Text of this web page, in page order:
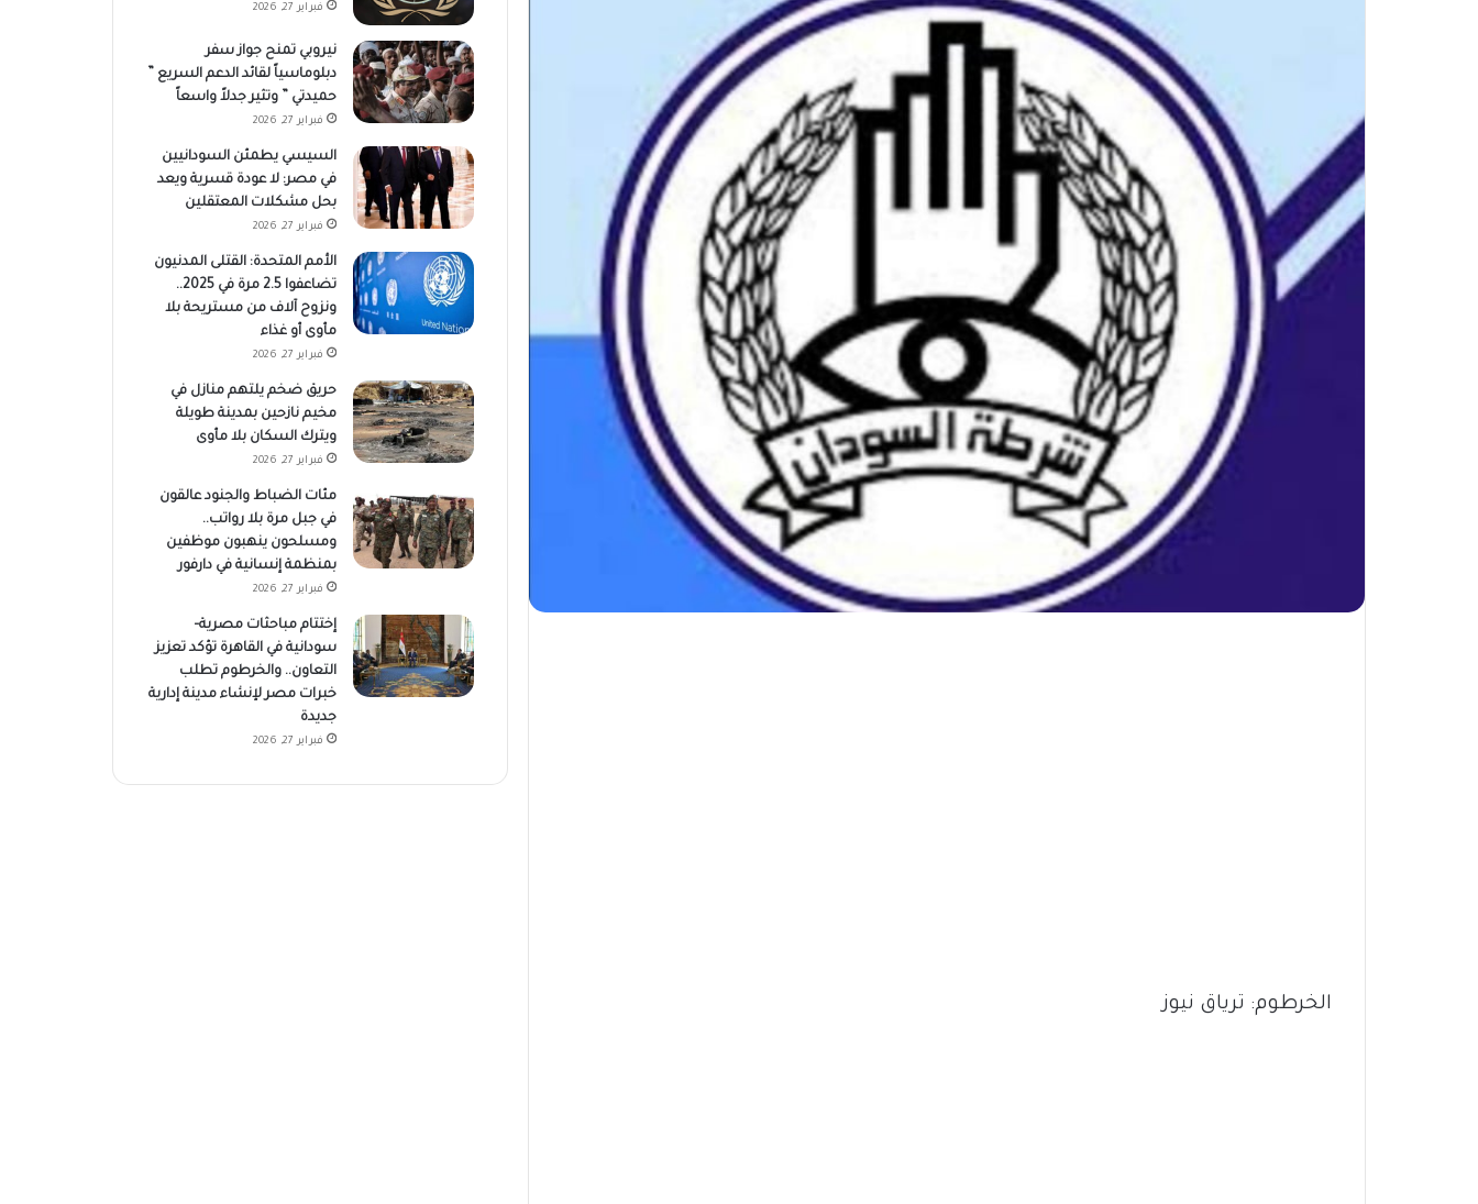
الخرطوم: ترياق نيوز
فبراير 27, 2026
نيروبي تمنح جواز سفر
دبلوماسياً لقائد الدعم السريع ”
حميدتي ” وتثير جدلاً واسعاً
فبراير 27, 2026
السيسي يطمئن السودانيين
في مصر: لا عودة قسرية ويعد
بحل مشكلات المعتقلين
فبراير 27, 2026
الأمم المتحدة: القتلى المدنيون
تضاعفوا 2.5 مرة في 2025..
ونزوح آلاف من مستريحة بلا
مأوى أو غذاء
فبراير 27, 2026
حريق ضخم يلتهم منازل في
مخيم نازحين بمدينة طويلة
ويترك السكان بلا مأوى
فبراير 27, 2026
مئات الضباط والجنود عالقون
في جبل مرة بلا رواتب..
ومسلحون ينهبون موظفين
بمنظمة إنسانية في دارفور
فبراير 27, 2026
إختتام مباحثات مصرية–
سودانية في القاهرة تؤكد تعزيز
التعاون.. والخرطوم تطلب
خبرات مصر لإنشاء مدينة إدارية
جديدة
فبراير 27, 2026